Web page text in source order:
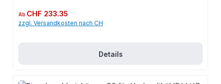
Regulärer Preis:
Ab CHF 233.35
zzgl. Versandkosten nach CH
Details